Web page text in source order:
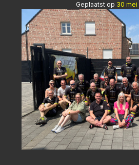
Geplaatst op 30 mei